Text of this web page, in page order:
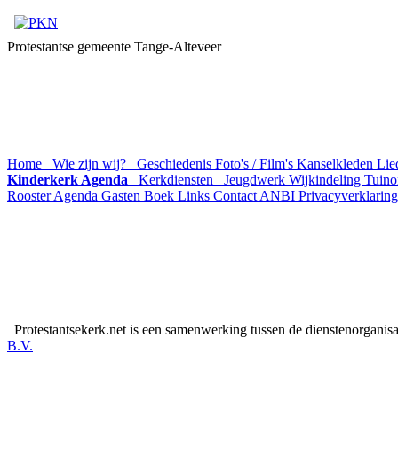
Protestantse gemeente Tange-Alteveer
Home Wie zijn wij? Geschiedenis Foto's / Film's Kanselkleden
Kinderkerk Agenda
Kerkdiensten Jeugdwerk Wijkindeling
RoosterAgenda Gasten Boek Links Contact ANBI Privacyverklaring
Protestantsekerk.net is een samenwerking tussen de
B.V.